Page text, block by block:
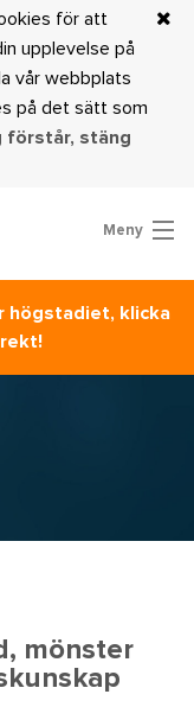
för att
upplevelse på
vår webbplats
på det sätt som
förstår, stäng
Meny
Är du lärare?
högstadiet, klicka
mönster